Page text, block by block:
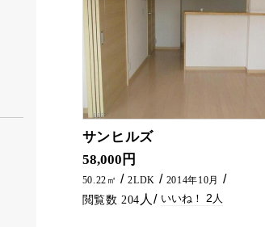
サンヒルズ
人気地区にファミリー向け物件がでました！ 徒歩圏内にスーパー等あります。 延岡市でアパートをお探しなら五ヶ瀬不動産までお問い合わせください。
58,000円
50.22㎡ 2LDK 2014年10月
204 2